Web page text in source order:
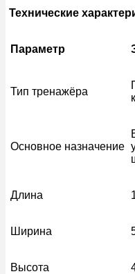
Технические
Параметр
Тип тренажёра
Основное назначение
Длина
Ширина
Высота